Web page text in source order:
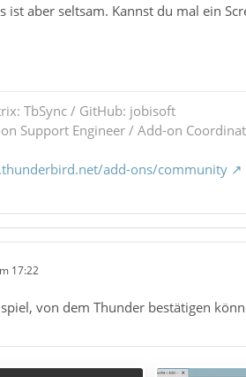
ist aber seltsam. Kannst du mal ein
TbSync / GitHub: jobisoft
Support Engineer / Add-on
add-ons/community
17:22
von dem Thunder bestätigen